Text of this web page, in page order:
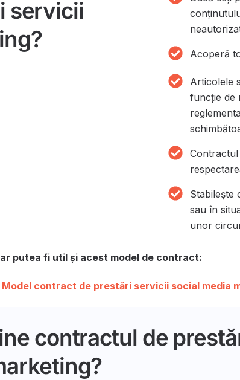
servicii
Acoperă
Articolele
funcție de
Stabilește
sau în
unor
putea fi util și acest model de contract:
Model contract de prestări servicii social media
contractul de